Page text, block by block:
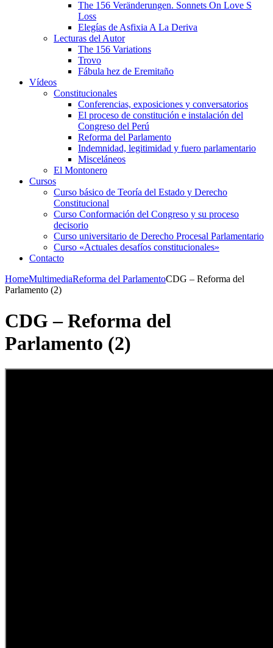
The 156 Veränderungen. Sonnets On Love S
Loss
Elegías de Asfixia A La Deriva
Lecturas del Autor
The 156 Variations
Trovo
Fábula hez de Eremitaño
Vídeos
Constitucionales
Conferencias, exposiciones y conversatorios
El proceso de constitución e instalación del
Congreso del Perú
Reforma del Parlamento
Indemnidad, legitimidad y fuero parlamentario
Misceláneos
El Montonero
Cursos
Curso básico de Teoría del Estado y Derecho
Constitucional
Curso Conformación del Congreso y su proceso
decisorio
Curso universitario de Derecho Procesal Parlamentario
Curso «Actuales desafíos constitucionales»
Contacto
HomeMultimediaReforma del ParlamentoCDG – Reforma del
Parlamento (2)
CDG – Reforma del
Parlamento (2)